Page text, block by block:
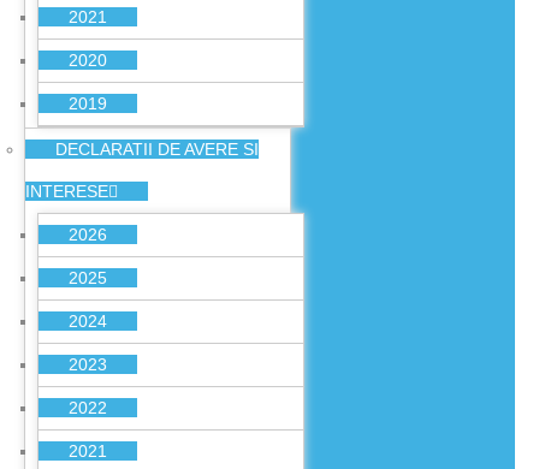
2021
2020
2019
DECLARATII DE AVERE SI
INTERESE
2026
2025
2024
2023
2022
2021